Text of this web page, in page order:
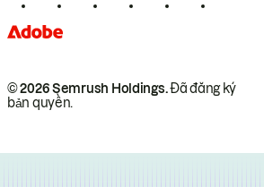
© 2026 Semrush Holdings.Đã đăng ký
bản quyền.